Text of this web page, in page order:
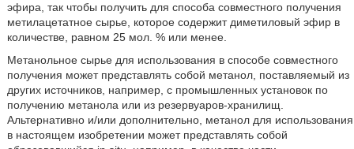
эфира, так чтобы получить для способа совместного получения
метилацетатное сырье, которое содержит диметиловый эфир в
количестве, равном 25 мол. % или менее.
Метанольное сырье для использования в способе совместного
получения может представлять собой метанол, поставляемый из
других источников, например, с промышленных установок по
получению метанола или из резервуаров-хранилищ.
Альтернативно и/или дополнительно, метанол для использования
в настоящем изобретении может представлять собой